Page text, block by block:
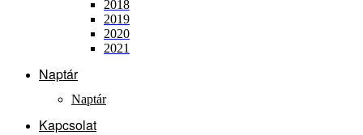
2018
2019
2020
2021
Naptár
Naptár
Kapcsolat